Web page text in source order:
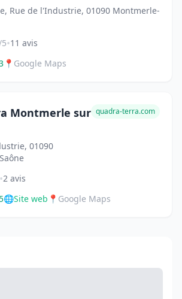
Rue de l'Industrie, 01090 Montmerle-
•11 avis
📍 Google Maps
Montmerle sur
01090
quadra-terra.com
•2 avis
🌐Site web 📍 Google Maps